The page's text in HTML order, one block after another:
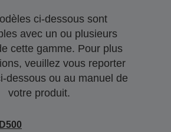
ci-dessous sont
avec un ou plusieurs
cette gamme. Pour plus
veuillez vous reporter
dessous ou au manuel de
votre produit.